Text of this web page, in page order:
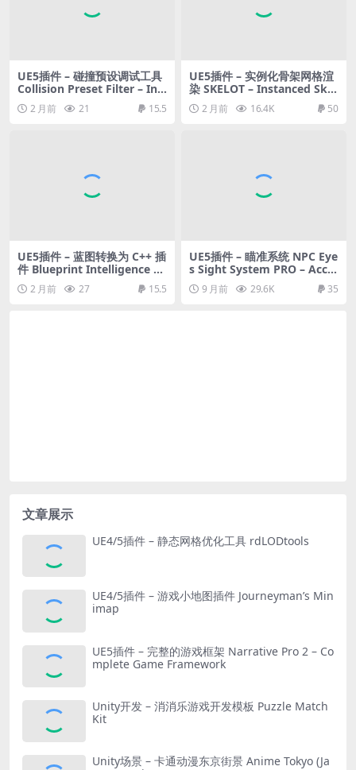
UE5插件 – 碰撞预设调试工具
Collision Preset Filter – In E
ditor Collision Preset Debu
gging Tool
2 月前 21 15.5
UE5插件 – 实例化骨架网格渲
染 SKELOT – Instanced Skel
etal Mesh Rendering
2 月前 16.4K 50
UE5插件 – 蓝图转换为 C++ 插
件 Blueprint Intelligence –
Convert Blueprints to C++
code automatically
2 月前 27 15.5
UE5插件 – 瞄准系统 NPC Eye
s Sight System PRO – Accu
rate NPC Vision with Light,
Shadow, Body Points
9 月前 29.6K 35
文章展示
UE4/5插件 – 静态网格优化工具 rdLODtools
UE4/5插件 – 游戏小地图插件 Journeyman’s Min
imap
UE5插件 – 完整的游戏框架 Narrative Pro 2 – Co
mplete Game Framework
Unity开发 – 消消乐游戏开发模板 Puzzle Match
Kit
Unity场景 – 卡通动漫东京街景 Anime Tokyo (Ja